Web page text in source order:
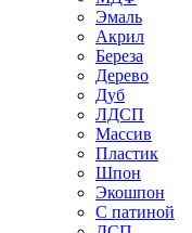
Эмаль
Акрил
Береза
Дерево
Дуб
ЛДСП
Массив
Пластик
Шпон
Экошпон
С патиной